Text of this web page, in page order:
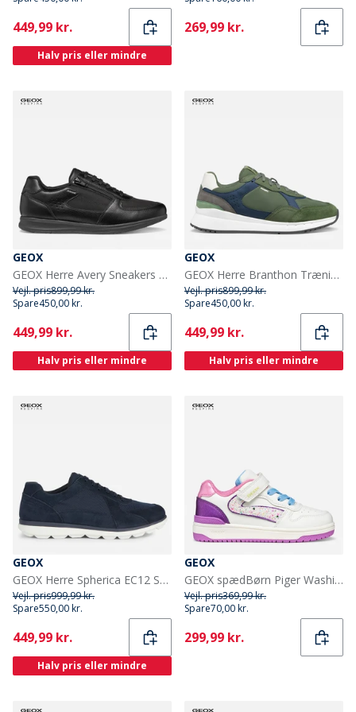
Current
449,99 kr.
Halv pris eller mindre
Current
269,99 kr.
GEOX
GEOX Herre Avery Sneakers Sort
Vejl. pris899,99 kr.
Spare450,00 kr.
Current
449,99 kr.
Halv pris eller mindre
GEOX
GEOX Herre Branthon Træningssko Musk/Mørk Avio Musk/Dk Avio
Vejl. pris899,99 kr.
Spare450,00 kr.
Current
449,99 kr.
Halv pris eller mindre
GEOX
GEOX Herre Spherica EC12 Sko Navy
Vejl. pris999,99 kr.
Spare550,00 kr.
Current
449,99 kr.
Halv pris eller mindre
GEOX
GEOX spædBørn Piger Washiba Træningssko Hvid/Mørk Lilla Hvid/Dk Purple
Vejl. pris369,99 kr.
Spare70,00 kr.
Current
299,99 kr.